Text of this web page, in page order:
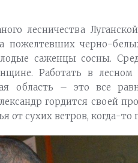
лесничества
пожелтевших черно-
саженцы сосны.
Работать в лесном
область – это все
гордится своей
от сухих ветров, когда-